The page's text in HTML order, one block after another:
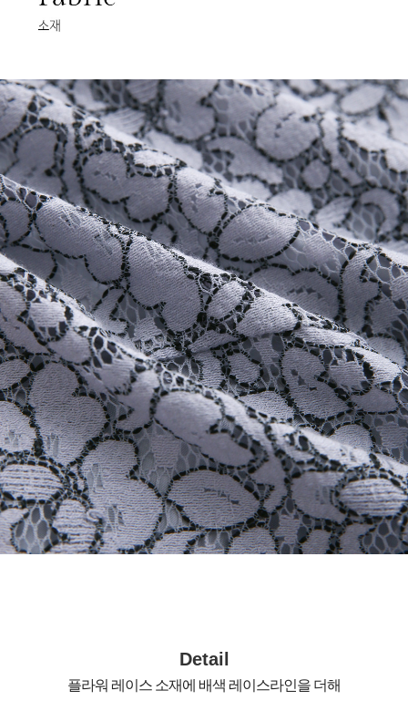
Detail
플라워 레이스 소재에 배색 레이스라인을 더해